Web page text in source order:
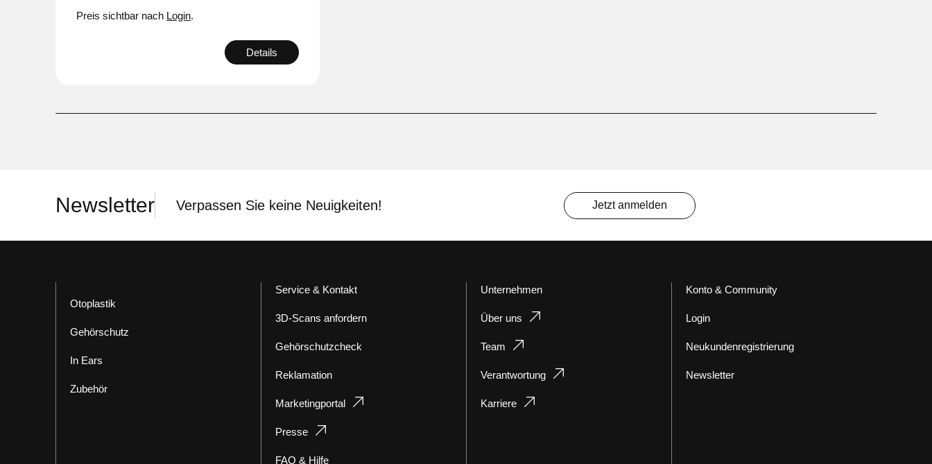
Preis sichtbar nach Login.
Details
Newsletter Verpassen Sie keine Neuigkeiten! Jetzt anmelden
Otoplastik
Gehörschutz
In Ears
Zubehör
Service & Kontakt
3D-Scans anfordern
Gehörschutzcheck
Reklamation
Marketingportal
Presse
FAQ & Hilfe
Unternehmen
Über uns
Team
Verantwortung
Karriere
Konto & Community
Login
Neukundenregistrierung
Newsletter